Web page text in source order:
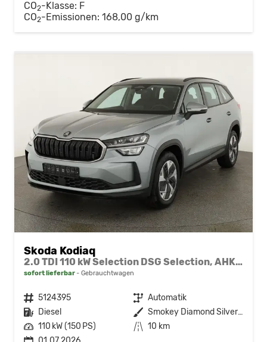
CO2-Klasse: F
CO2-Emissionen: 168,00 g/km
Skoda Kodiaq
2.0 TDI 110 kW Selection DSG Selection, AHK, Navi, Side, Kamera, Winter, 4 J.-Garantie
sofort lieferbar Gebrauchtwagen
Fahrzeugnr. 5124395 Getriebe Automatik
Kraftstoff Diesel Außenfarbe
Smokey Diamond Silver Metallic
Leistung 110 kW (150 PS) Kilometerstand 10 km